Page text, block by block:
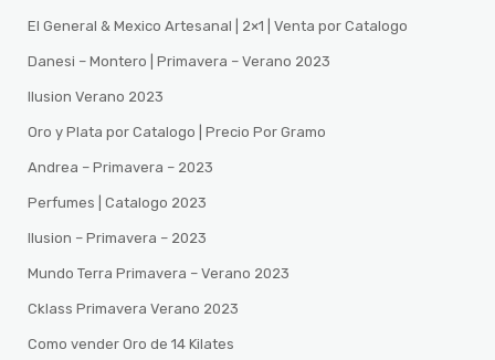
El General & Mexico Artesanal | 2×1 | Venta por Catalogo
Danesi – Montero | Primavera – Verano 2023
Ilusion Verano 2023
Oro y Plata por Catalogo | Precio Por Gramo
Andrea – Primavera – 2023
Perfumes | Catalogo 2023
Ilusion – Primavera – 2023
Mundo Terra Primavera – Verano 2023
Cklass Primavera Verano 2023
Como vender Oro de 14 Kilates